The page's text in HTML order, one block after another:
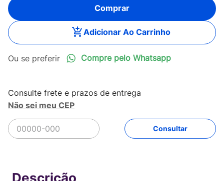
Comprar
Adicionar Ao Carrinho
Compre pelo Whatsapp
Não sei meu CEP
R$199,90